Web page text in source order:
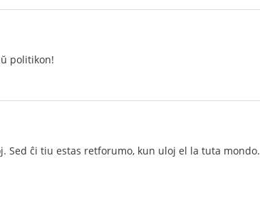
politikon!
Sed ĉi tiu estas retforumo, kun uloj el la tuta mondo.